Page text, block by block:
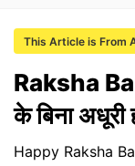
This Article is From
Raksha
के बिना अधूरी
Happy Raksha